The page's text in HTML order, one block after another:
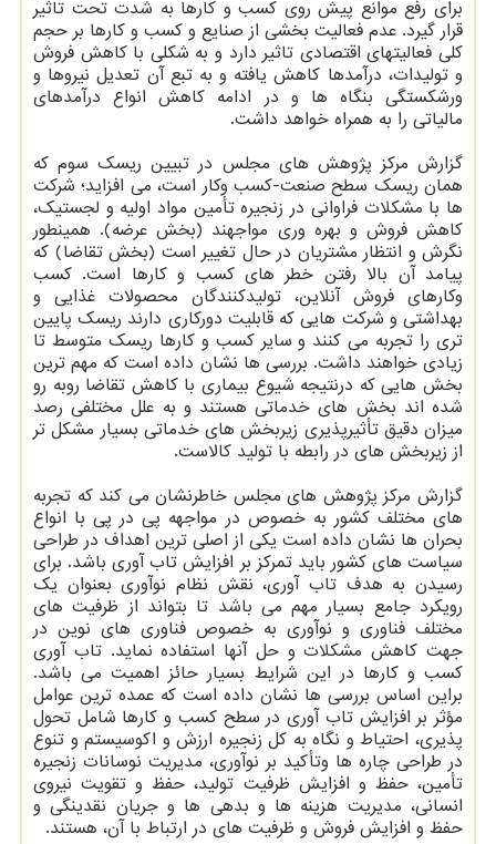
برای رفع موانع پیش روی کسب و کارها به شدت تحت تاثیر
قرار گیرد. عدم فعالیت بخشی از صنایع و کسب و کارها بر حجم
کلی فعالیتهای اقتصادی تاثیر دارد و به شکلی با کاهش فروش
و تولیدات، درآمدها کاهش یافته و به تبع آن تعدیل نیروها و
ورشکستگی بنگاه ها و در ادامه کاهش انواع درآمدهای
مالیاتی را به همراه خواهد داشت.
گزارش مرکز پژوهش های مجلس در تبیین ریسک سوم که
همان ریسک سطح صنعت-کسب وکار است، می افزاید؛ شرکت
ها با مشکلات فراوانی در زنجیره تأمین مواد اولیه و لجستیک،
کاهش فروش و بهره وری مواجهند (بخش عرضه). همینطور
نگرش و انتظار مشتریان در حال تغییر است (بخش تقاضا) که
پیامد آن بالا رفتن خطر های کسب و کارها است. کسب
وکارهای فروش آنلاین، تولیدکنندگان محصولات غذایی و
بهداشتی و شرکت هایی که قابلیت دورکاری دارند ریسک پایین
تری را تجربه می کنند و سایر کسب و کارها ریسک متوسط تا
زیادی خواهند داشت. بررسی ها نشان داده است که مهم ترین
بخش هایی که درنتیجه شیوع بیماری با کاهش تقاضا روبه رو
شده اند بخش های خدماتی هستند و به علل مختلفی رصد
میزان دقیق تأثیرپذیری زیربخش های خدماتی بسیار مشکل تر
از زیربخش های در رابطه با تولید کالاست.
گزارش مرکز پژوهش های مجلس خاطرنشان می کند که تجربه
های مختلف کشور به خصوص در مواجهه پی در پی با انواع
بحران ها نشان داده است یکی از اصلی ترین اهداف در طراحی
سیاست های کشور باید تمرکز بر افزایش تاب آوری باشد. برای
رسیدن به هدف تاب آوری، نقش نظام نوآوری بعنوان یک
رویکرد جامع بسیار مهم می باشد تا بتواند از ظرفیت های
مختلف فناوری و نوآوری به خصوص فناوری های نوین در
جهت کاهش مشکلات و حل آنها استفاده نماید. تاب آوری
کسب و کارها در این شرایط بسیار حائز اهمیت می باشد.
براین اساس بررسی ها نشان داده است که عمده ترین عوامل
مؤثر بر افزایش تاب آوری در سطح کسب و کارها شامل تحول
پذیری، احتیاط و نگاه به کل زنجیره ارزش و اکوسیستم و تنوع
در طراحی چاره ها وتأکید بر نوآوری، مدیریت نوسانات زنجیره
تأمین، حفظ و افزایش ظرفیت تولید، حفظ و تقویت نیروی
انسانی، مدیریت هزینه ها و بدهی ها و جریان نقدینگی و
حفظ و افزایش فروش و ظرفیت های در ارتباط با آن، هستند.